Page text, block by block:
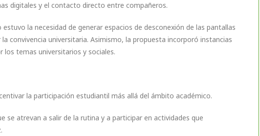
digitales y el contacto directo entre compañeros.
la necesidad de generar espacios de desconexión de las pantallas
convivencia universitaria. Asimismo, la propuesta incorporó instancias
temas universitarios y sociales.
la participación estudiantil más allá del ámbito académico.
se atrevan a salir de la rutina y a participar en actividades que